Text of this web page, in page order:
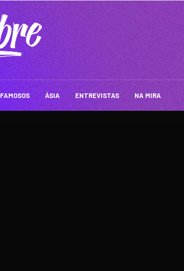
FAMOSOS ÁSIA ENTREVISTAS NA MIRA